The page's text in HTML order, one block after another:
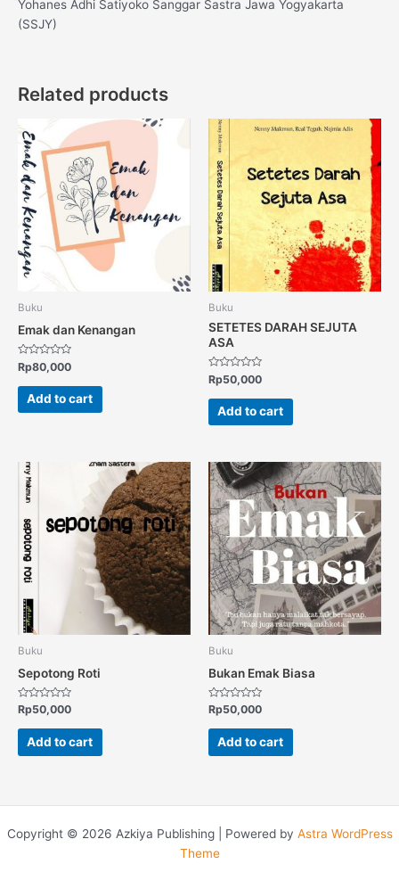
Yohanes Adhi Satiyoko Sanggar Sastra Jawa Yogyakarta
(SSJY)
Related products
Buku
Emak dan Kenangan
Rated
0
out
Rp80,000
Add to cart
Buku
SETETES DARAH SEJUTA
ASA
Rated
0
out
Rp50,000
Add to cart
Buku
Sepotong Roti
Rated
out
Rp50,000
Add to cart
Buku
Bukan Emak Biasa
Rated
out
Rp50,000
Add to cart
Copyright © 2026 Azkiya Publishing | Powered by Astra WordPress
Theme